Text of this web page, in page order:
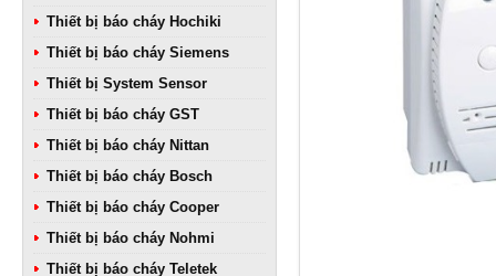
Thiết bị báo cháy Hochiki
Thiết bị báo cháy Siemens
Thiết bị System Sensor
Thiết bị báo cháy GST
Thiết bị báo cháy Nittan
Thiết bị báo cháy Bosch
Thiết bị báo cháy Cooper
Thiết bị báo cháy Nohmi
Thiết bị báo cháy Teletek